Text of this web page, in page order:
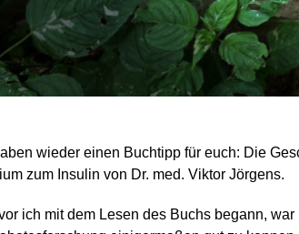
wieder einen Buchtipp für euch: Die
zum Insulin von Dr. med. Viktor Jörgens.
ich mit dem Lesen des Buchs begann,